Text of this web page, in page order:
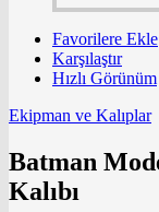
Favorilere Ekle
Karşılaştır
Hızlı Görünüm
Ekipman ve Kalıplar
Batman
Kalıbı